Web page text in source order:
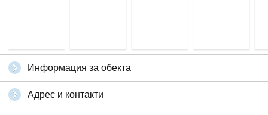
Информация за обекта
Адрес и контакти